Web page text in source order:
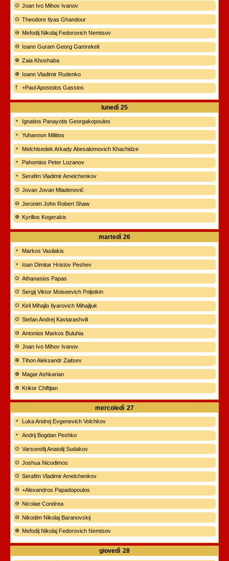
Joan Ivo Mihov Ivanov
Theodore Ilyas Ghandour
Mefodij Nikolaj Fedorovich Nemtsov
Ioann Guram Georg Gamrekeli
Zaia Khoshaba
Ioann Vladimir Rudenko
+Paul Apostolos Gassios
lunedì 25
Ignatios Panayotis Georgakopoulos
Yuhannon Militios
Melchisedek Arkady Abesalomovich Khachidze
Pahomios Peter Lozanov
Serafim Vladimir Amelchenkov
Jovan Jovan Mladenović
Jeronim John Robert Shaw
Kyrillos Kogerakis
martedì 26
Markos Vasilakis
Ioan Dimitar Hristov Peshev
Athanasios Papas
Sergij Viktor Moiseevich Poljotkin
Kiril Mihajlo Ilyarovich Mihajljuk
Stefan Andrej Kavtarashvili
Antonios Markos Buluhia
Joan Ivo Mihov Ivanov
Tihon Aleksandr Zaitsev
Magar Ashkarian
Krikor Chiftjian
mercoledì 27
Luka Andrej Evgenevich Volchkov
Andrij Bogdan Peshko
Varsonofij Anatolij Sudakov
Joshua Nicodimos
Serafim Vladimir Amelchenkov
+Alexandros Papadopoulos
Nicolae Condrea
Nikodim Nikolaj Baranovskij
Mefodij Nikolaj Fedorovich Nemtsov
giovedì 28